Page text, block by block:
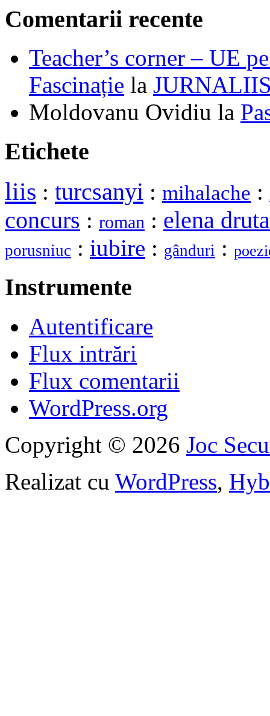
Comentarii recente
Teacher’s corner – UE
Fascinație la
Moldovanu Ovidiu la
Etichete
liis : turcsanyi : mihalache :
concurs : roman : elena druta
porusniuc : iubire : gânduri :
Instrumente
Autentificare
Flux intrări
Flux comentarii
WordPress.org
Copyright © 2026 Joc
Realizat cu WordPress,